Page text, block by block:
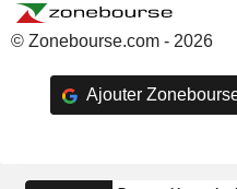
© Zonebourse.com - 2026
Ajouter